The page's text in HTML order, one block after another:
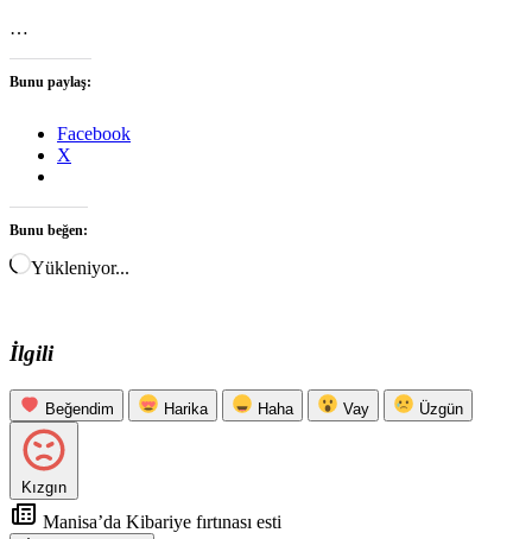
…
Bunu paylaş:
Facebook
X
Bunu beğen:
Yükleniyor...
İlgili
Beğendim Harika Haha Vay Üzgün
Kızgın
Manisa’da Kibariye fırtınası esti